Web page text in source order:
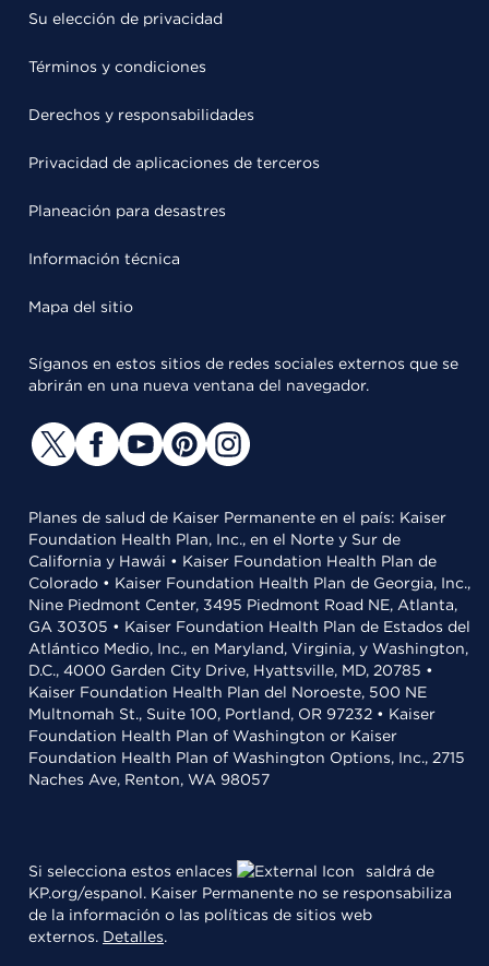
Su elección de privacidad
Términos y condiciones
Derechos y responsabilidades
Privacidad de aplicaciones de terceros
Planeación para desastres
Información técnica
Mapa del sitio
Síganos en estos sitios de redes sociales externos que se
abrirán en una nueva ventana del navegador.
Planes de salud de Kaiser Permanente en el país: Kaiser
Foundation Health Plan, Inc., en el Norte y Sur de
California y Hawái • Kaiser Foundation Health Plan de
Colorado • Kaiser Foundation Health Plan de Georgia, Inc.,
Nine Piedmont Center, 3495 Piedmont Road NE, Atlanta,
GA 30305 • Kaiser Foundation Health Plan de Estados del
Atlántico Medio, Inc., en Maryland, Virginia, y Washington,
D.C., 4000 Garden City Drive, Hyattsville, MD, 20785 •
Kaiser Foundation Health Plan del Noroeste, 500 NE
Multnomah St., Suite 100, Portland, OR 97232 • Kaiser
Foundation Health Plan of Washington or Kaiser
Foundation Health Plan of Washington Options, Inc., 2715
Naches Ave, Renton, WA 98057
Si selecciona estos enlaces
saldrá de
KP.org/espanol. Kaiser Permanente no se responsabiliza
de la información o las políticas de sitios web
externos. Detalles.